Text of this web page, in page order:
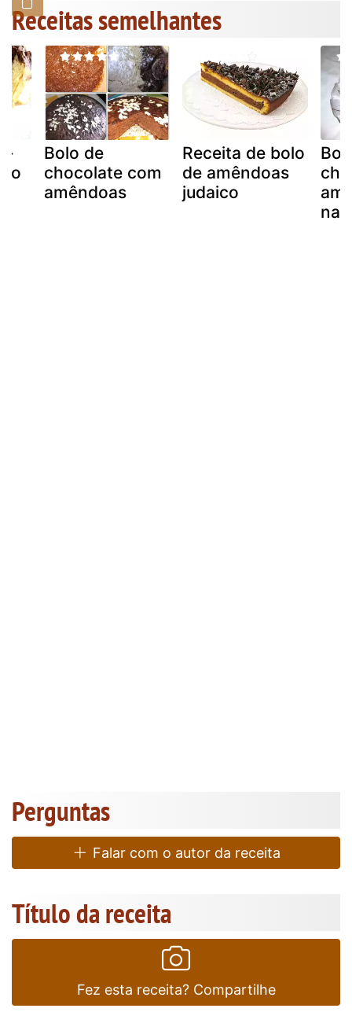
Receitas semelhantes
-
Bolo de
chocolate com
amêndoas
Receita de bolo
de amêndoas
judaico
Perguntas
Falar com o autor da receita
Título da receita
Fez esta receita? Compartilhe